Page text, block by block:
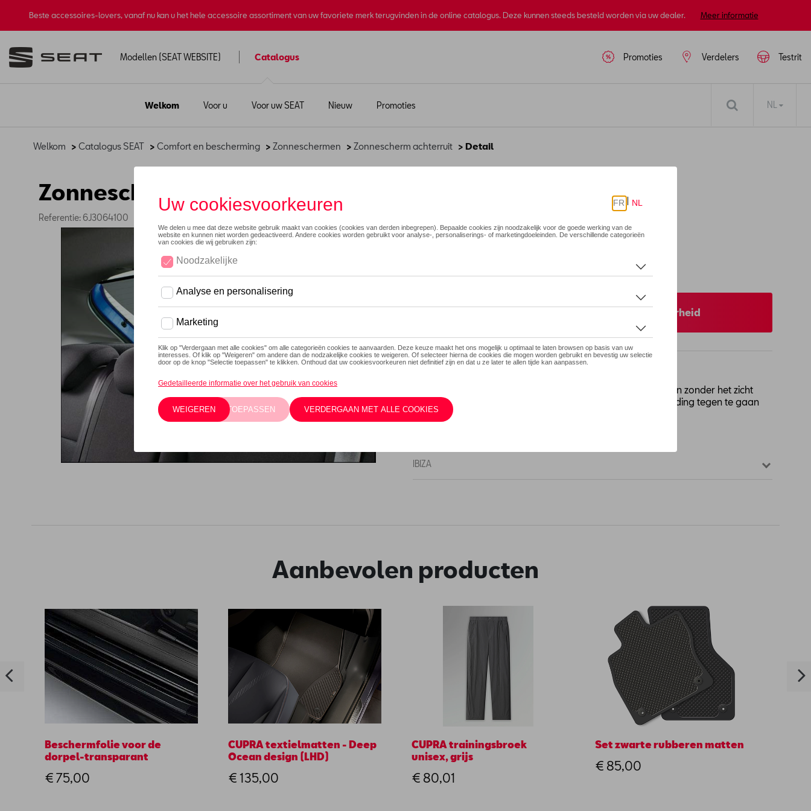
Beste accessoires-lovers, vanaf nu kan u het hele accessoire assortiment van uw favoriete merk terugvinden in de online catalogus. Deze kunnen steeds besteld worden via uw dealer. Meer informatie
Modellen (SEAT WEBSITE) Catalogus
Welkom Voor u Voor uw SEAT Nieuw Promoties
Testrit
Verdelers
Promoties
NL
Welkom > Catalogus SEAT > Comfort en bescherming > Zonneschermen > Zonnescherm achterruit > Detail
Zonnescherm achter (3d)
Referentie: 6J3064100
Dit product is momenteel niet op stock
Contacteer uw dealer voor beschikbaarheid
Oprolbaar zonnescherm voor achterruit, houdt de zon buiten zonder het zicht
naar achteren te belemmeren; ideaal om nachtelijke verblinding tegen te gaan
IBIZA
Aanbevolen producten
Beschermfolie voor de
dorpel-transparant
€ 75,00
CUPRA textielmatten - Deep
Ocean design (LHD)
€ 135,00
CUPRA trainingsbroek
unisex, grijs
€ 80,01
Set zwarte rubberen matten
€ 85,00